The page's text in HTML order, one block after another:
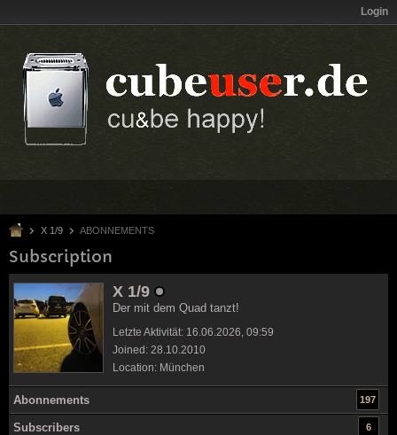
Login
X 1/9 ABONNEMENTS
Subscription
X 1/9
Der mit dem Quad tanzt!
Letzte Aktivität: 16.06.2026, 09:59
Joined: 28.10.2010
Location: München
Abonnements 197
Subscribers 6